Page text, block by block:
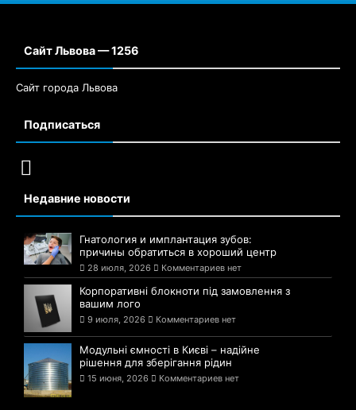
Сайт Львова — 1256
Сайт города Львова
Подписаться
Недавние новости
Гнатология и имплантация зубов:
причины обратиться в хороший центр
28 июля, 2026 Комментариев нет
Корпоративні блокноти під замовлення з
вашим лого
9 июля, 2026 Комментариев нет
Модульні ємності в Києві – надійне
рішення для зберігання рідин
15 июня, 2026 Комментариев нет